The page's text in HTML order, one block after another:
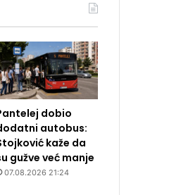
dobio
autobus:
kaže da
gužve već manje
07.08.2026 21:24